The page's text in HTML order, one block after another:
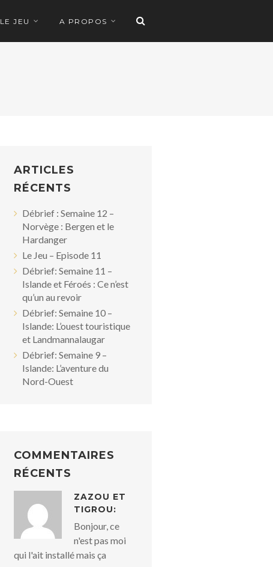
LE JEU A PROPOS
ARTICLES
RÉCENTS
Débrief : Semaine 12 –
Norvège : Bergen et le
Hardanger
Le Jeu – Episode 11
Débrief: Semaine 11 –
Islande et Féroés : Ce n’est
qu’un au revoir
Débrief: Semaine 10 –
Islande: L’ouest touristique
et Landmannalaugar
Débrief: Semaine 9 –
Islande: L’aventure du
Nord-Ouest
COMMENTAIRES
RÉCENTS
ZAZOU ET
TIGROU:
Bonjour, ce
n'est pas moi
qui l'ait installé mais ça